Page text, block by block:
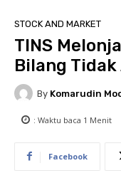
STOCK AND MARKET
TINS
Bilang
By Komarudin
: Waktu baca 1 Menit
Facebook